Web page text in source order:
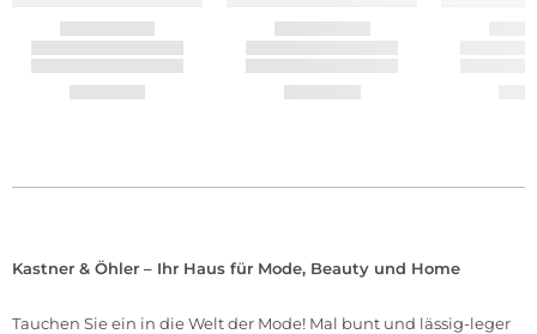
Kastner & Öhler – Ihr Haus für Mode, Beauty und Home
Tauchen Sie ein in die Welt der Mode! Mal bunt und lässig-leger